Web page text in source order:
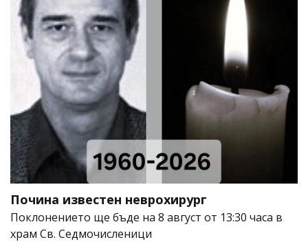
Почина известен неврохирург
Поклонението ще бъде на 8 август от 13:30 часа в
храм Св. Седмочисленици